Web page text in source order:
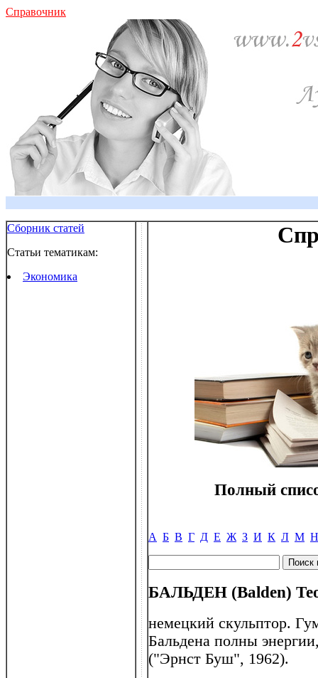
Справочник
Сборник статей
Статьи тематикам:
Экономика
Полный
А Б В Г Д Е Ж З И К Л М Н
БАЛЬДЕН (Balden)
немецкий скульптор.
Бальдена полны
("Эрнст Буш", 1962).